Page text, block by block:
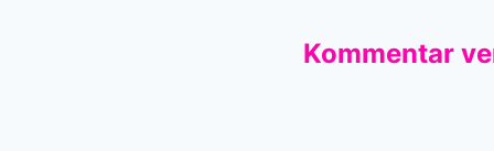
Kommentar